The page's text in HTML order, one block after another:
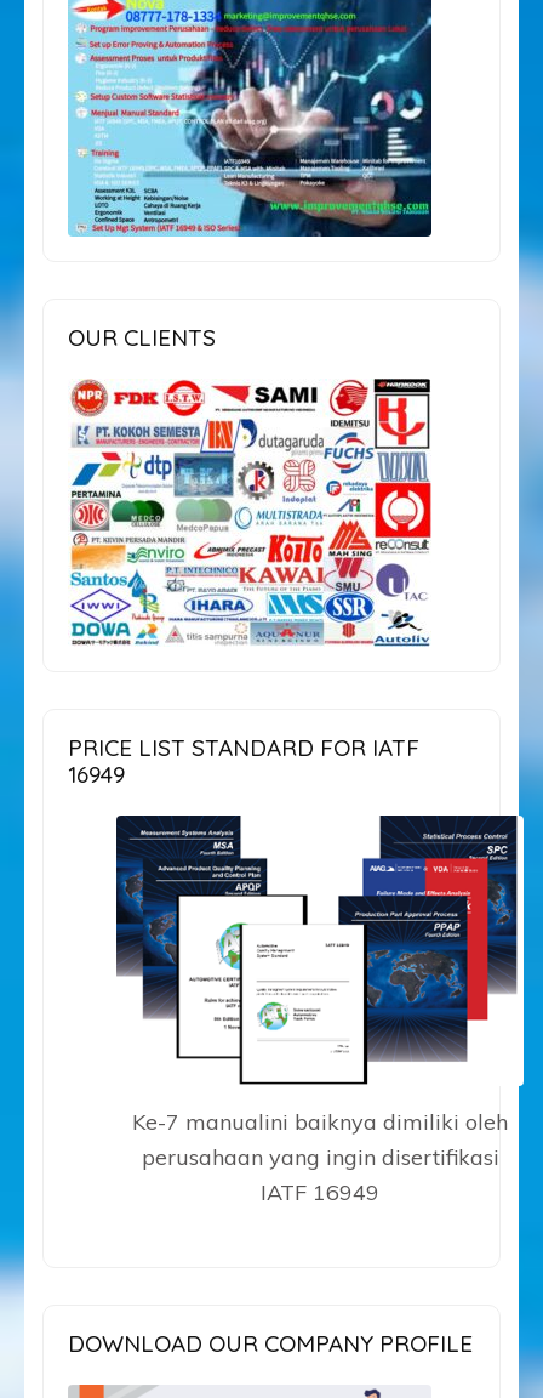
OUR CLIENTS
PRICE LIST STANDARD FOR IATF
16949
Ke-7 manualini baiknya dimiliki oleh
perusahaan yang ingin disertifikasi
IATF 16949
DOWNLOAD OUR COMPANY PROFILE